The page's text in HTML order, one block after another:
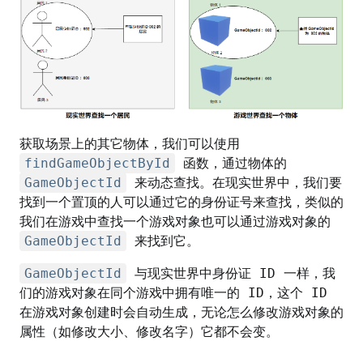
获取场景上的其它物体，我们可以使用
findGameObjectById
函数，通过物体的
GameObjectId
来动态查找。在现实世界中，我们要
找到一个置顶的人可以通过它的身份证号来查找，类似的
我们在游戏中查找一个游戏对象也可以通过游戏对象的
GameObjectId
来找到它。
GameObjectId
与现实世界中身份证 ID 一样，我
们的游戏对象在同个游戏中拥有唯一的 ID，这个 ID
在游戏对象创建时会自动生成，无论怎么修改游戏对象的
属性（如修改大小、修改名字）它都不会变。